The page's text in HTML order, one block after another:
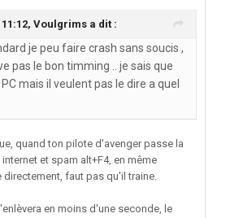
Voulgrims a dit :
je peu faire crash sans soucis ,
pas le bon timming .. je sais que
mais il veulent pas le dire a quel
quand ton pilote d'avenger passe la
et spam alt+F4, en même
faut pas qu'il traine.
en moins d'une seconde, le